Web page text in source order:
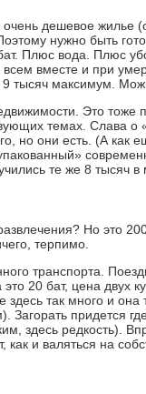
дешевое жилье
нужно быть
Плюс вода. Плюс
всем вместе и при
9 тысяч максимум.
Это
темах. Слава
но они есть. (А как
те же 8 тысяч в
Но это
терпимо.
транспорта.
20 бат, цена двух
так много и она
Загорать придется
здесь редкость).
и валяться на